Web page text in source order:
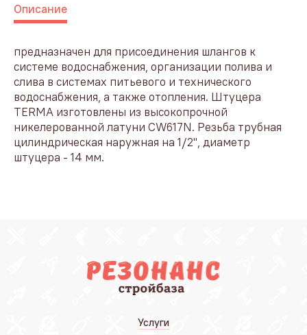
Описание
предназначен для присоединения шлангов к
системе водоснабжения, организации полива и
слива в системах питьевого и технического
водоснабжения, а также отопления. Штуцера
TERMA изготовлены из высокопрочной
никелерованной латуни CW617N. Резьба трубная
цилиндрическая наружная на 1/2", диаметр
штуцера - 14 мм.
Услуги